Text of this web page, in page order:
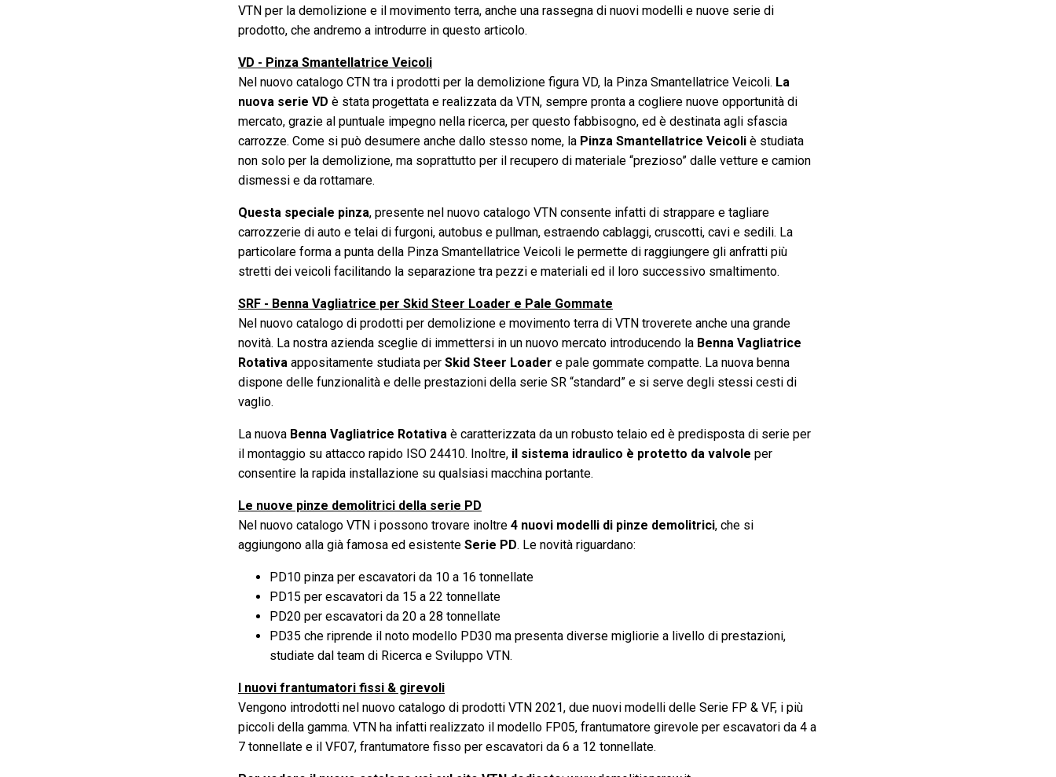
VTN per la demolizione e il movimento terra, anche una rassegna di nuovi modelli e nuove serie di
prodotto, che andremo a introdurre in questo articolo.
VD - Pinza Smantellatrice Veicoli
Nel nuovo catalogo CTN tra i prodotti per la demolizione figura VD, la Pinza Smantellatrice Veicoli. La
nuova serie VD è stata progettata e realizzata da VTN, sempre pronta a cogliere nuove opportunità di
mercato, grazie al puntuale impegno nella ricerca, per questo fabbisogno, ed è destinata agli sfascia
carrozze. Come si può desumere anche dallo stesso nome, la Pinza Smantellatrice Veicoli è studiata
non solo per la demolizione, ma soprattutto per il recupero di materiale “prezioso” dalle vetture e camion
dismessi e da rottamare.
Questa speciale pinza, presente nel nuovo catalogo VTN consente infatti di strappare e tagliare
carrozzerie di auto e telai di furgoni, autobus e pullman, estraendo cablaggi, cruscotti, cavi e sedili. La
particolare forma a punta della Pinza Smantellatrice Veicoli le permette di raggiungere gli anfratti più
stretti dei veicoli facilitando la separazione tra pezzi e materiali ed il loro successivo smaltimento.
SRF - Benna Vagliatrice per Skid Steer Loader e Pale Gommate
Nel nuovo catalogo di prodotti per demolizione e movimento terra di VTN troverete anche una grande
novità. La nostra azienda sceglie di immettersi in un nuovo mercato introducendo la Benna Vagliatrice
Rotativa appositamente studiata per Skid Steer Loader e pale gommate compatte. La nuova benna
dispone delle funzionalità e delle prestazioni della serie SR “standard” e si serve degli stessi cesti di
vaglio.
La nuova Benna Vagliatrice Rotativa è caratterizzata da un robusto telaio ed è predisposta di serie per
il montaggio su attacco rapido ISO 24410. Inoltre, il sistema idraulico è protetto da valvole per
consentire la rapida installazione su qualsiasi macchina portante.
Le nuove pinze demolitrici della serie PD
Nel nuovo catalogo VTN i possono trovare inoltre 4 nuovi modelli di pinze demolitrici, che si
aggiungono alla già famosa ed esistente Serie PD. Le novità riguardano:
PD10 pinza per escavatori da 10 a 16 tonnellate
PD15 per escavatori da 15 a 22 tonnellate
PD20 per escavatori da 20 a 28 tonnellate
PD35 che riprende il noto modello PD30 ma presenta diverse migliorie a livello di prestazioni,
studiate dal team di Ricerca e Sviluppo VTN.
I nuovi frantumatori fissi & girevoli
Vengono introdotti nel nuovo catalogo di prodotti VTN 2021, due nuovi modelli delle Serie FP & VF, i più
piccoli della gamma. VTN ha infatti realizzato il modello FP05, frantumatore girevole per escavatori da 4 a
7 tonnellate e il VF07, frantumatore fisso per escavatori da 6 a 12 tonnellate.